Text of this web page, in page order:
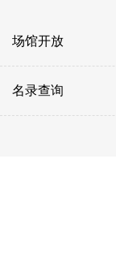
场馆开放
名录查询